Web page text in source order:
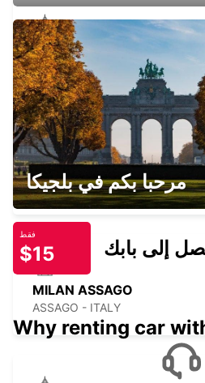
PIACENZA
PIACENZA - ITALY
LODI
LODI - ITALY
MILAN ASSAGO
ASSAGO - ITALY
مرحبا بكم في بلجيكا
فقط
$15 إلى بابك
Why renting car